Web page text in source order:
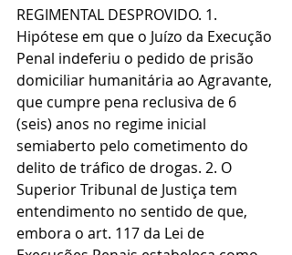
REGIMENTAL DESPROVIDO. 1.
Hipótese em que o Juízo da Execução
Penal indeferiu o pedido de prisão
domiciliar humanitária ao Agravante,
que cumpre pena reclusiva de 6
(seis) anos no regime inicial
semiaberto pelo cometimento do
delito de tráfico de drogas. 2. O
Superior Tribunal de Justiça tem
entendimento no sentido de que,
embora o art. 117 da Lei de